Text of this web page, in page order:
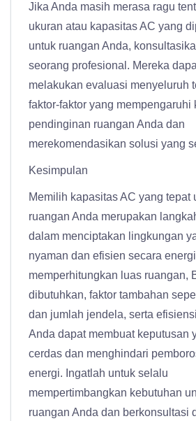
Jika Anda masih merasa ragu
ukuran atau kapasitas AC yang
untuk ruangan Anda,
seorang profesional. Mereka
melakukan evaluasi menyeluruh
faktor-faktor yang mempengaruhi
pendinginan ruangan Anda dan
merekomendasikan solusi yang
Kesimpulan
Memilih kapasitas AC yang tepat
ruangan Anda merupakan
dalam menciptakan lingkungan
nyaman dan efisien secara
memperhitungkan luas ruangan,
dibutuhkan, faktor tambahan
dan jumlah jendela, serta
Anda dapat membuat keputusan
cerdas dan menghindari
energi. Ingatlah untuk selalu
mempertimbangkan kebutuhan
ruangan Anda dan berkonsultasi